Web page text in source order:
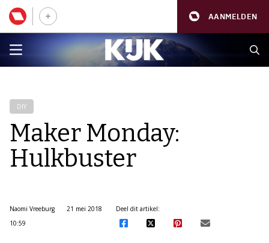
AANMELDEN
DIY
Maker Monday:
Hulkbuster
Naomi Vreeburg
21 mei 2018
10:59
Deel dit artikel: